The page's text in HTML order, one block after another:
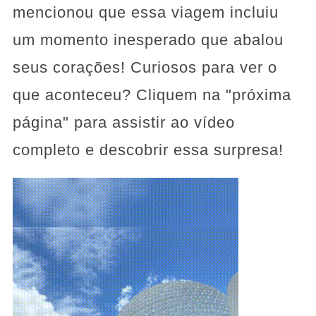
mencionou que essa viagem incluiu
um momento inesperado que abalou
seus corações! Curiosos para ver o
que aconteceu? Cliquem na "próxima
página" para assistir ao vídeo
completo e descobrir essa surpresa!